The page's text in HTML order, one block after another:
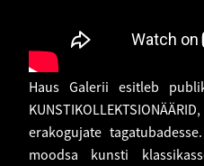
Haus Galerii esitleb
erakogujate
moodsa kunsti